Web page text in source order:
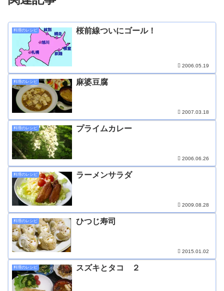
料理のレシピ 桜前線ついにゴール！
2006.05.19
料理のレシピ 麻婆豆腐
2007.03.18
料理のレシピ プライムカレー
2006.06.26
料理のレシピ ラーメンサラダ
2009.08.28
料理のレシピ ひつじ寿司
2015.01.02
料理のレシピ スズキとタコ ２